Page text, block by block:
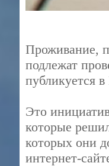
Проживание,
подлежат
публикуется
Это
которые
которых они
интернет-